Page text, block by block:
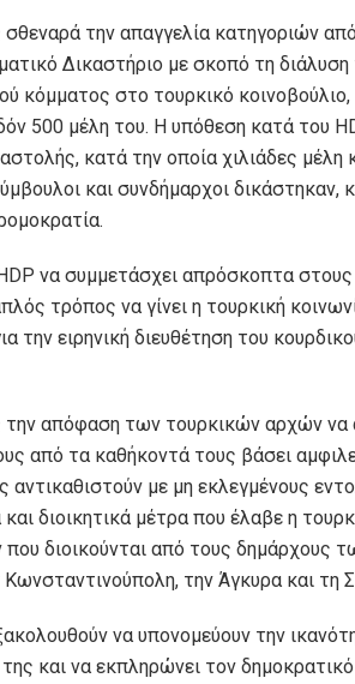
την απαγγελία κατηγοριών
Δικαστήριο με σκοπό τη διάλυση
κόμματος στο τουρκικό
500 μέλη του. Η υπόθεση κατά του
κατά την οποία χιλιάδες
και συνδήμαρχοι δικάστηκαν,
να συμμετάσχει απρόσκοπτα
τρόπος να γίνει η τουρκική
την ειρηνική διευθέτηση του
την απόφαση των τουρκικών αρχών να
από τα καθήκοντά τους βάσει
αντικαθιστούν με μη εκλεγμένους
διοικητικά μέτρα που έλαβε η
διοικούνται από τους δημάρχους
την Άγκυρα και τη
να υπονομεύουν την
και να εκπληρώνει τον